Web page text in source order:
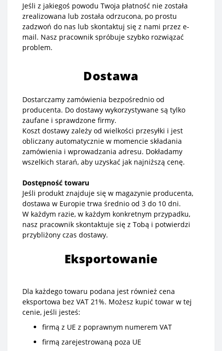
Jeśli z jakiegoś powodu Twoja płatność nie została
zrealizowana lub została odrzucona, po prostu
zadzwoń do nas lub skontaktuj się z nami przez e-
mail. Nasz pracownik spróbuje szybko rozwiązać
problem.
Dostawa
Dostarczamy zamówienia bezpośrednio od
producenta. Do dostawy wykorzystywane są tylko
zaufane i sprawdzone firmy.
Koszt dostawy zależy od wielkości przesyłki i jest
obliczany automatycznie w momencie składania
zamówienia i wprowadzania adresu. Dokładamy
wszelkich starań, aby uzyskać jak najniższą cenę.
Dostępność towaru
Jeśli produkt znajduje się w magazynie producenta,
dostawa w Europie trwa średnio od 3 do 10 dni.
W każdym razie, w każdym konkretnym przypadku,
nasz pracownik skontaktuje się z Tobą i potwierdzi
przybliżony czas dostawy.
Eksportowanie
Dla każdego towaru podana jest również cena
eksportowa bez VAT 21%. Możesz kupić towar w tej
cenie, jeśli jesteś:
firmą z UE z poprawnym numerem VAT
firmą zarejestrowaną poza UE